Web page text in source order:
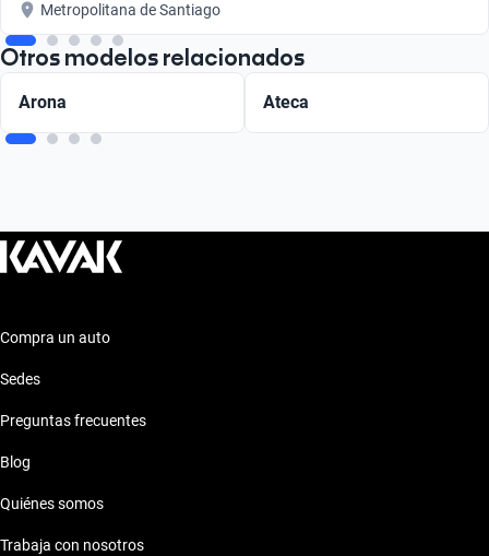
Metropolitana de Santiago
Otros modelos relacionados
Arona Ateca
Compra un auto
Sedes
Preguntas frecuentes
Blog
Quiénes somos
Trabaja con nosotros